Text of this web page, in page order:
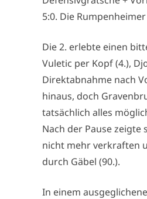
5:0. Die
Die 2. erlebte einen
Vuletic per Kopf (4.),
Direktabnahme nach
hinaus, doch
tatsächlich alles
Nach der Pause zeigte
nicht mehr verkraften
durch Gäbel (90.).
In einem